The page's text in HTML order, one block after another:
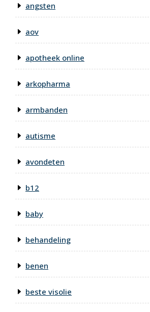
angsten
aov
apotheek online
arkopharma
armbanden
autisme
avondeten
b12
baby
behandeling
benen
beste visolie